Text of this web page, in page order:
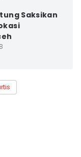
Saksikan